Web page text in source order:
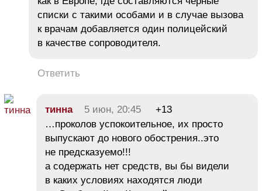
списки с такими особами и в случае вызова
к врачам добавляется один полицейский
в качестве сопроводителя.
Ответить
тинна 5 июн, 20:45
+13
…проколов успокоительное, их просто
выпускают до нового обострения..это
не предсказуемо!!!
а содержать нет средств, вы бы видели
в каких условиях находятся люди